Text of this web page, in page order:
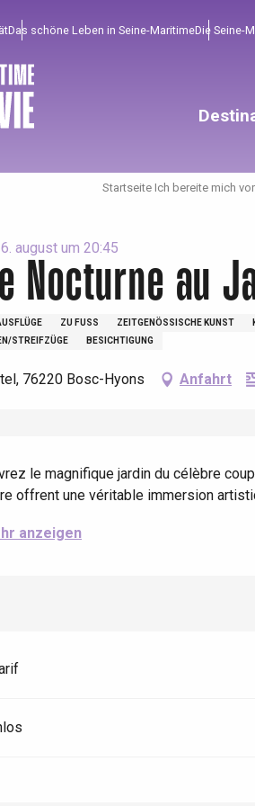
Das schöne Leben in Seine-MaritimeDie Seine-
profitieren
Agenda
Kindern
Orte
der Heimat !
am Meer
Startseite Ich bereite mich vor
august um 20:45
Nocturne au
ZU FUSS ZEITGENÖSSISCHE KUNST
STREIFZÜGE
BESICHTIGUNG
76220 Bosc-Hyons Anfahrt
le magnifique jardin du célèbre
offrent une véritable immersion
anzeigen